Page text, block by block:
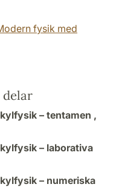
fysik med
delar
– tentamen ,
– laborativa
– numeriska